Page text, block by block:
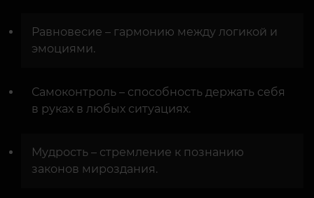
Равновесие – гармонию между логикой и
эмоциями.
Самоконтроль – способность держать себя
в руках в любых ситуациях.
Мудрость – стремление к познанию
законов мироздания.